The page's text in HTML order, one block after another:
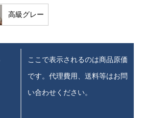
高級グレー
ここで表示されるのは商品原価
です。代理費用、送料等はお問
い合わせください。